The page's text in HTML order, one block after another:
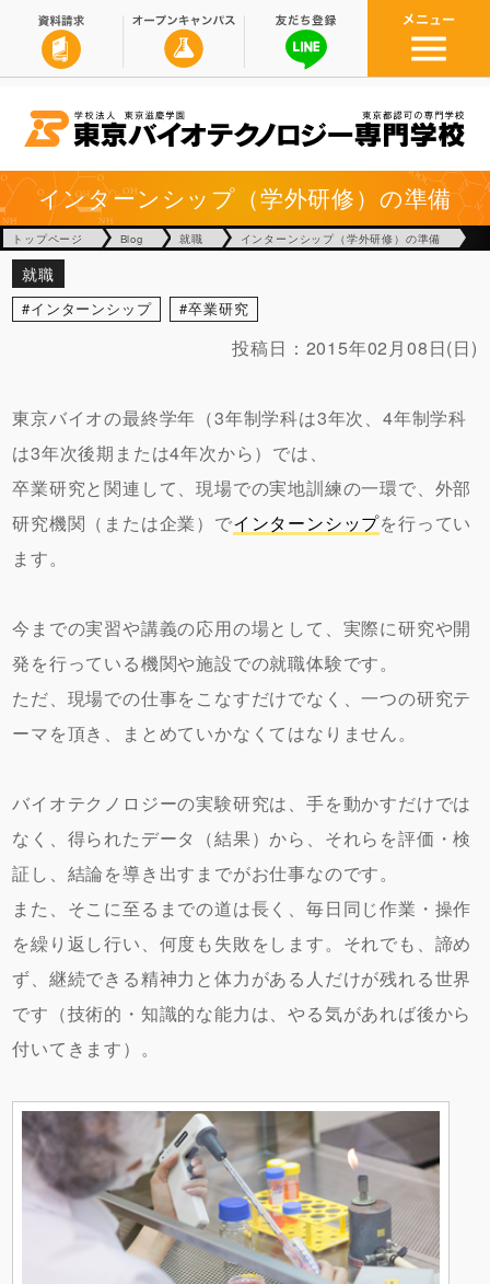
インターンシップ（学外研修）の準備
トップページ Blog 就職 インターンシップ（学外研修）の準備
就職
インターンシップ 卒業研究
投稿日： 2015年02月08日(日)
東京バイオの最終学年（3年制学科は3年次、4年制学科
は3年次後期または4年次から）では、
卒業研究と関連して、現場での実地訓練の一環で、外部
研究機関（または企業）でインターンシップを行ってい
ます。
今までの実習や講義の応用の場として、実際に研究や開
発を行っている機関や施設での就職体験です。
ただ、現場での仕事をこなすだけでなく、一つの研究テ
ーマを頂き、まとめていかなくてはなりません。
バイオテクノロジーの実験研究は、手を動かすだけでは
なく、得られたデータ（結果）から、それらを評価・検
証し、結論を導き出すまでがお仕事なのです。
また、そこに至るまでの道は長く、毎日同じ作業・操作
を繰り返し行い、何度も失敗をします。それでも、諦め
ず、継続できる精神力と体力がある人だけが残れる世界
です（技術的・知識的な能力は、やる気があれば後から
付いてきます）。